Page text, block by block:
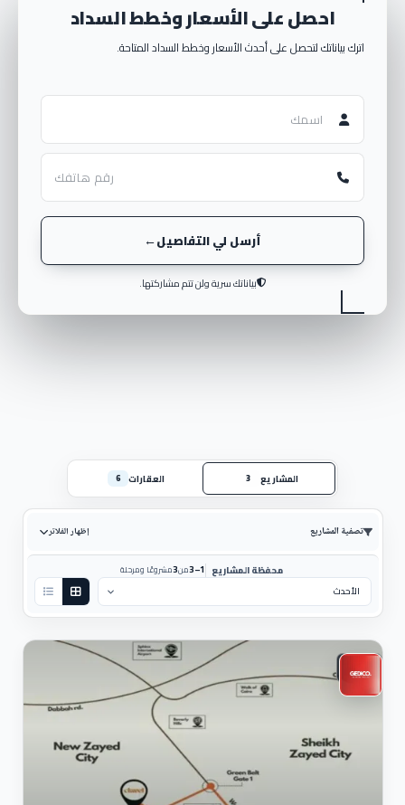
احصل على الأسعار وخطط السداد
اترك بياناتك لتحصل على أحدث الأسعار وخطط السداد المتاحة.
أرسل لي التفاصيل
بياناتك سرية ولن تتم مشاركتها.
المشاريع 3 العقارات 6
تصفية المشاريع إظهار الفلاتر
محفظة المشاريع 1–3 من3مشروعًا ومرحلة
سكني